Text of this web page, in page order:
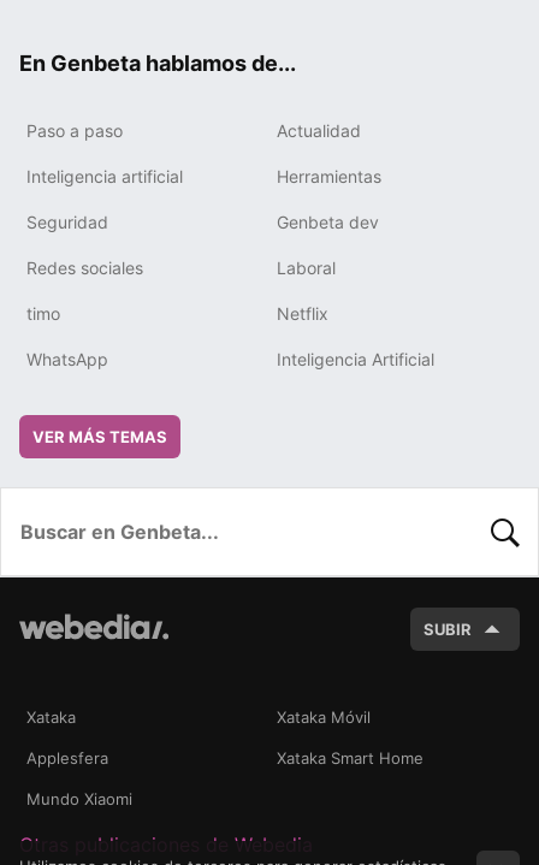
En Genbeta hablamos de...
Paso a paso Actualidad
Inteligencia artificial Herramientas
Seguridad Genbeta dev
Redes sociales Laboral
timo Netflix
WhatsApp Inteligencia Artificial
VER MÁS TEMAS
SUBIR
Xataka Xataka Móvil
Applesfera Xataka Smart Home
Mundo Xiaomi
Otras publicaciones de Webedia